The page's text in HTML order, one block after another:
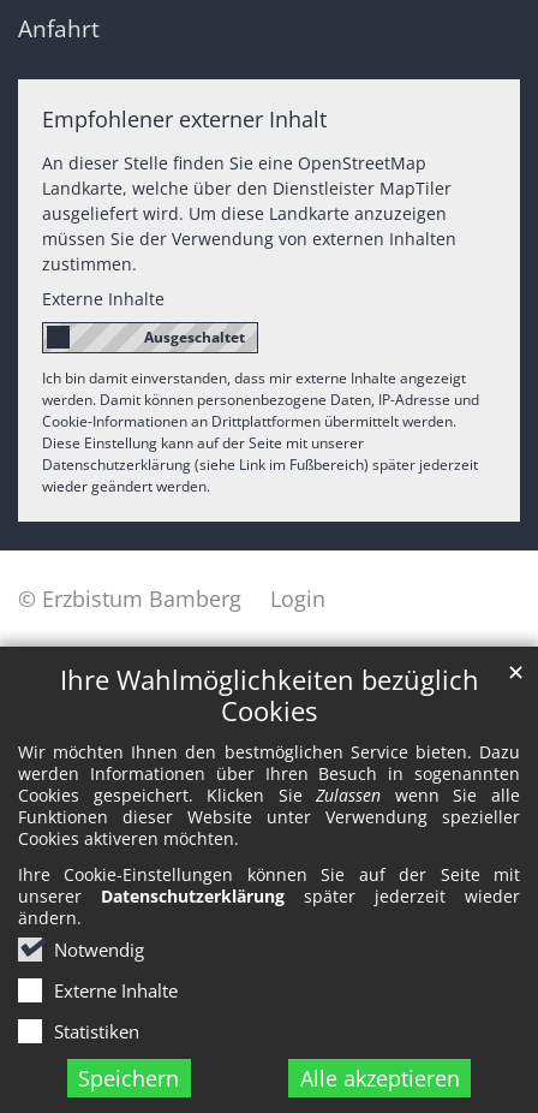
Ihre Wahlmöglichkeiten bezüglich
Cookies
Wir möchten Ihnen den bestmöglichen Service bieten. Dazu
werden Informationen über Ihren Besuch in sogenannten
Cookies gespeichert. Klicken SieZulassen wenn Sie alle
Funktionen dieser Website unter Verwendung spezieller
Cookies aktiveren möchten.
Ihre Cookie-Einstellungen können Sie auf der Seite mit
unserer Datenschutzerklärung später jederzeit wieder
ändern.
Notwendig
Externe Inhalte
Statistiken
Speichern Alle akzeptieren
✕
Anfahrt
Empfohlener externer Inhalt
An dieser Stelle finden Sie eine OpenStreetMap
Landkarte, welche über den Dienstleister MapTiler
ausgeliefert wird. Um diese Landkarte anzuzeigen
müssen Sie der Verwendung von externen Inhalten
zustimmen.
Externe Inhalte
Ich bin damit einverstanden, dass mir externe Inhalte angezeigt
werden. Damit können personenbezogene Daten, IP-Adresse und
Cookie-Informationen an Drittplattformen übermittelt werden.
Diese Einstellung kann auf der Seite mit unserer
Datenschutzerklärung (siehe Link im Fußbereich) später jederzeit
wieder geändert werden.
© Erzbistum Bamberg Login